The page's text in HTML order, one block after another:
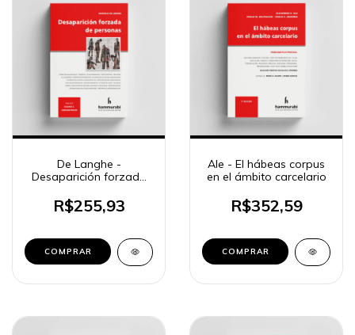
De Langhe -
Desaparición forzada
R$255,93
COMPRAR
Ale - El hábeas corpus
en el ámbito carcelario
R$352,59
COMPRAR